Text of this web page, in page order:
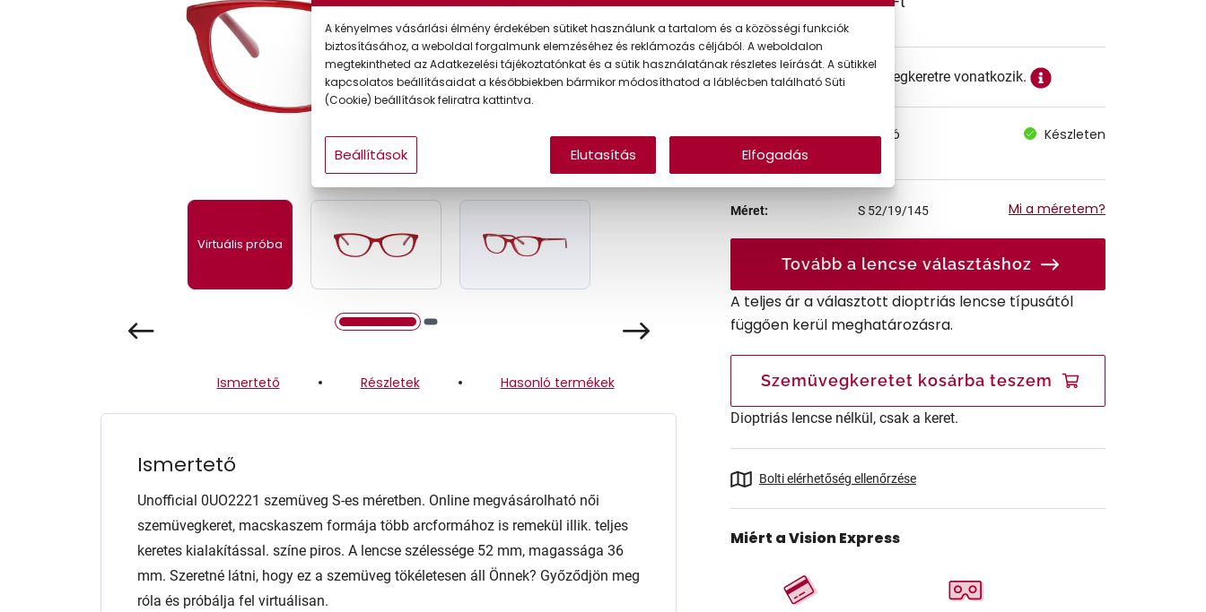
Virtuális próba
Ismertető Részletek Hasonló termékek
Ismertető
Unofficial 0UO2221 szemüveg S-es méretben. Online megvásárolható női
szemüvegkeret, macskaszem formája több arcformához is remekül illik. teljes
keretes kialakítással. színe piros. A lencse szélessége 52 mm, magassága 36
mm. Szeretné látni, hogy ez a szemüveg tökéletesen áll Önnek? Győződjön meg
róla és próbálja fel virtuálisan.
A feltűntetett ár a szemüvegkeretre vonatkozik.
Online megvásárolható
Készleten
Ingyenes szállítás
Méret: S 52/19/145 Mi a méretem?
Tovább a lencse választáshoz
A teljes ár a választott dioptriás lencse típusától
függően kerül meghatározásra.
Szemüvegkeretet kosárba teszem
Dioptriás lencse nélkül, csak a keret.
Bolti elérhetőség ellenőrzése
Miért a Vision Express
A kényelmes vásárlási élmény érdekében sütiket használunk a tartalom és a közösségi funkciók
biztosításához, a weboldal forgalmunk elemzéséhez és reklámozás céljából. A weboldalon
megtekintheted az Adatkezelési tájékoztatónkat és a sütik használatának részletes leírását. A sütikkel
kapcsolatos beállításaidat a későbbiekben bármikor módosíthatod a láblécben található Süti
(Cookie) beállítások feliratra kattintva.
Beállítások Elutasítás Elfogadás